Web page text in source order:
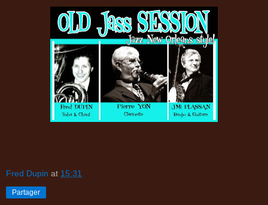
Fred Dupin at 15:31
Partager